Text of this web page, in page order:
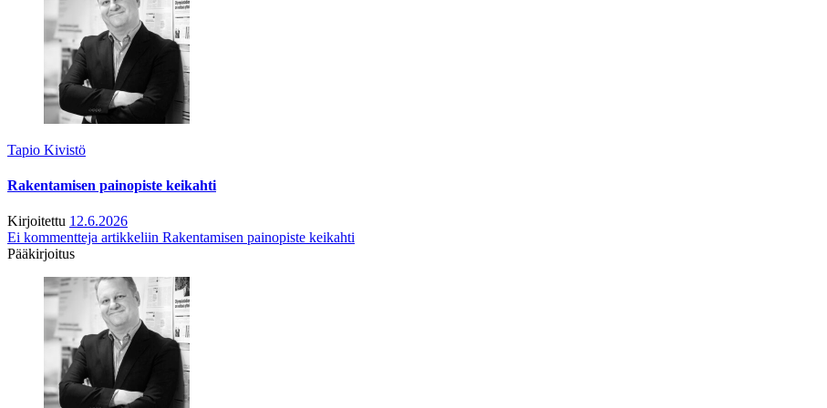
Tapio Kivistö
Rakentamisen painopiste keikahti
Kirjoitettu 12.6.2026
Ei kommentteja artikkeliin Rakentamisen painopiste keikahti
Pääkirjoitus